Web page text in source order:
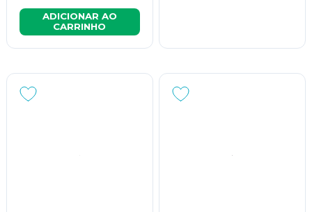
ADICIONAR AO
CARRINHO